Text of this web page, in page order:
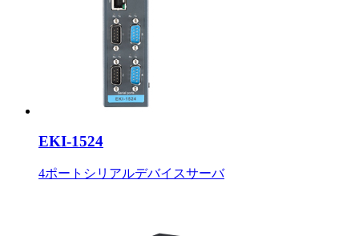
EKI-1524
4ポートシリアルデバイスサーバ